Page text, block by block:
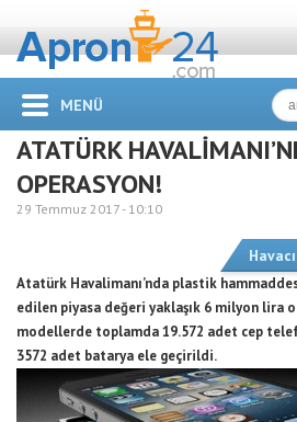
MENÜ
ATATÜRK
OPERASYON!
29 Temmuz 2017 - 10:10
Atatürk Havalimanı’nda plastik
edilen piyasa değeri yaklaşık 6 milyon lira
modellerde toplamda 19.572 adet cep
3572 adet batarya ele geçirildi.